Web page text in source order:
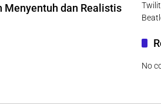
Menyentuh dan Realistis
No